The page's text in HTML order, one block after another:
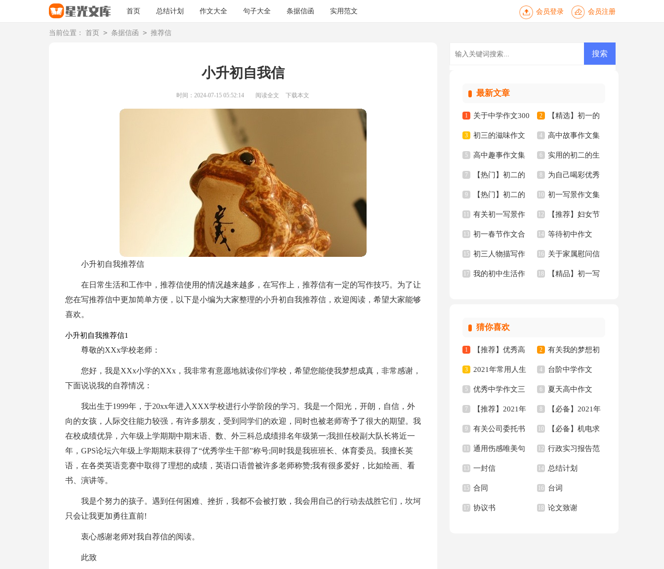
首页 总结计划 作文大全 句子大全 条据信函 实用范文 会员登录 会员注册
当前位置： 首页 > 条据信函 > 推荐信
小升初自我信
时间：2024-07-15 05:52:14 阅读全文 下载本文
小升初自我推荐信
在日常生活和工作中，推荐信使用的情况越来越多，在写作上，推荐信有一定的写作技巧。为了让
您在写推荐信中更加简单方便，以下是小编为大家整理的小升初自我推荐信，欢迎阅读，希望大家能够
喜欢。
小升初自我推荐信1
尊敬的XXx学校老师：
您好，我是XXx小学的XXx，我非常有意愿地就读你们学校，希望您能使我梦想成真，非常感谢，
下面说说我的自荐情况：
我出生于1999年，于20xx年进入XXX学校进行小学阶段的学习。我是一个阳光，开朗，自信，外
向的女孩，人际交往能力较强，有许多朋友，受到同学们的欢迎，同时也被老师寄予了很大的期望。我
在校成绩优异，六年级上学期期中期末语、数、外三科总成绩排名年级第一;我担任校副大队长将近一
年，GPS论坛六年级上学期期末获得了“优秀学生干部”称号;同时我是我班班长、体育委员。我擅长英
语，在各类英语竞赛中取得了理想的成绩，英语口语曾被许多老师称赞;我有很多爱好，比如绘画、看
书、演讲等。
我是个努力的孩子。遇到任何困难、挫折，我都不会被打败，我会用自己的行动去战胜它们，坎坷
只会让我更加勇往直前!
衷心感谢老师对我自荐信的阅读。
此致
最新文章
1 关于中学作文300
字三篇
2 【精选】初一的
作文集合六篇
3 初三的滋味作文
锦集十篇
4 高中故事作文集
锦八篇
5 高中趣事作文集
合6篇
6 实用的初二的生
活作文集锦十篇
7 【热门】初二的
生活作文集合6篇
8 为自己喝彩优秀
作文
9 【热门】初二的
我的作文汇编七篇
10 初一写景作文集
合九篇
11 有关初一写景作
文300字4篇
12 【推荐】妇女节
慰问信三篇
13 初一春节作文合
集八篇
14 等待初中作文
【精】
15 初三人物描写作
文3篇
16 关于家属慰问信
模板8篇
17 我的初中生活作 18 【精品】初一写
猜你喜欢
1 【推荐】优秀高
中作文集锦六篇
2 有关我的梦想初
二作文集锦六篇
3 2021年常用人生
唯美的句子摘录50句
4 台阶中学作文
5 优秀中学作文三
篇
6 夏天高中作文
7 【推荐】2021年
伤感唯美的句子合集
65句
8 【必备】2021年
唯美句子集合90句
9 有关公司委托书
范文九篇
10 【必备】机电求
职信3篇
11 通用伤感唯美句
子合集88条
12 行政实习报告范
文合集10篇
13 一封信 14 总结计划
15 合同 16 台词
17 协议书 18 论文致谢